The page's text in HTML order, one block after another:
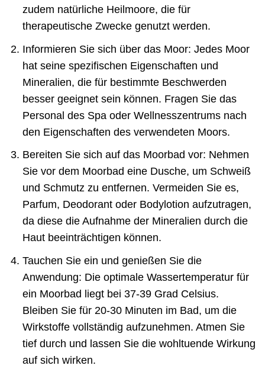
zudem natürliche Heilmoore, die für
therapeutische Zwecke genutzt werden.
Informieren Sie sich über das Moor: Jedes Moor
hat seine spezifischen Eigenschaften und
Mineralien, die für bestimmte Beschwerden
besser geeignet sein können. Fragen Sie das
Personal des Spa oder Wellnesszentrums nach
den Eigenschaften des verwendeten Moors.
Bereiten Sie sich auf das Moorbad vor: Nehmen
Sie vor dem Moorbad eine Dusche, um Schweiß
und Schmutz zu entfernen. Vermeiden Sie es,
Parfum, Deodorant oder Bodylotion aufzutragen,
da diese die Aufnahme der Mineralien durch die
Haut beeinträchtigen können.
Tauchen Sie ein und genießen Sie die
Anwendung: Die optimale Wassertemperatur für
ein Moorbad liegt bei 37-39 Grad Celsius.
Bleiben Sie für 20-30 Minuten im Bad, um die
Wirkstoffe vollständig aufzunehmen. Atmen Sie
tief durch und lassen Sie die wohltuende Wirkung
auf sich wirken.